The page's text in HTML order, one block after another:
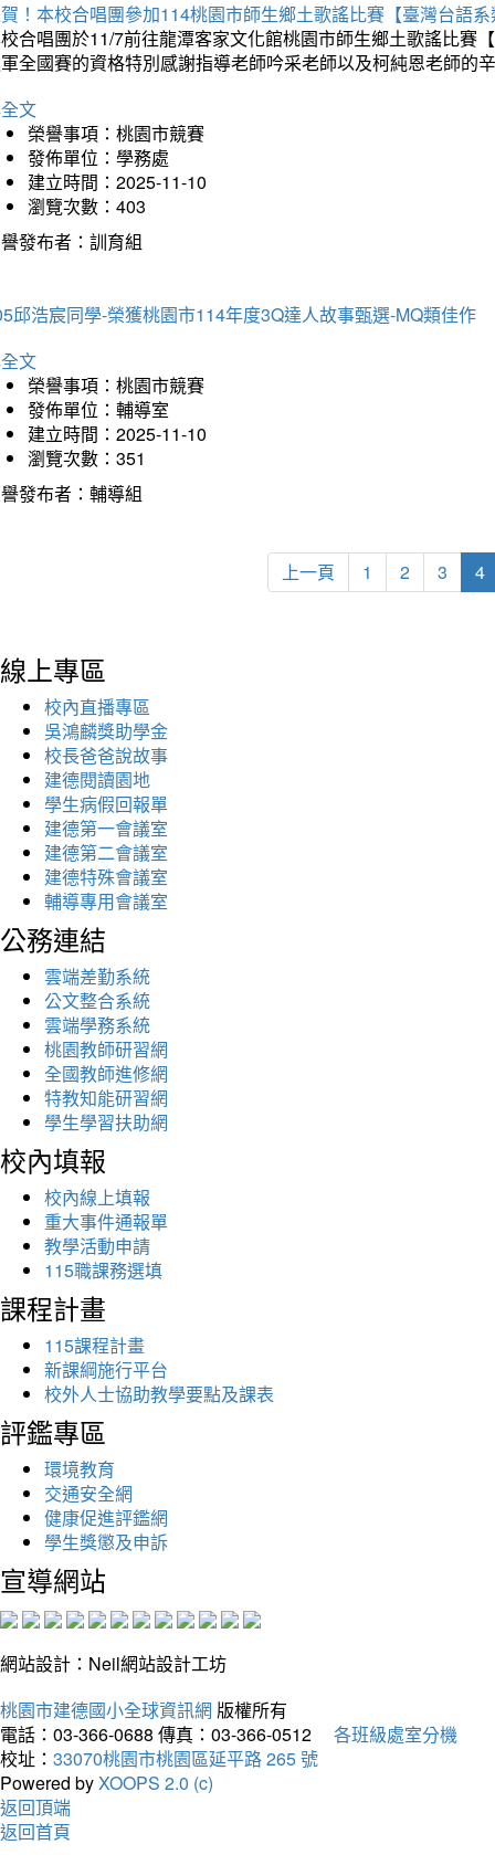
！本校合唱團參加114桃園市師生鄉土歌謠比賽【臺灣台語
合唱團於11/7前往龍潭客家文化館桃園市師生鄉土歌謠比賽
全國賽的資格特別感謝指導老師吟采老師以及柯純恩老師的
文
榮譽事項：桃園市競賽
發佈單位：學務處
建立時間：2025-11-10
瀏覽次數：403
發布者：訓育組
邱浩宸同學-榮獲桃園市114年度3Q達人故事甄選-MQ類佳作
文
榮譽事項：桃園市競賽
發佈單位：輔導室
建立時間：2025-11-10
瀏覽次數：351
發布者：輔導組
上一頁 1 2 3 4
線上專區
校內直播專區
吳鴻麟獎助學金
校長爸爸說故事
建德閱讀園地
學生病假回報單
建德第一會議室
建德第二會議室
建德特殊會議室
輔導專用會議室
公務連結
雲端差勤系統
公文整合系統
雲端學務系統
桃園教師研習網
全國教師進修網
特教知能研習網
學生學習扶助網
校內填報
校內線上填報
重大事件通報單
教學活動申請
115職課務選填
課程計畫
115課程計畫
新課綱施行平台
校外人士協助教學要點及課表
評鑑專區
環境教育
交通安全網
健康促進評鑑網
學生獎懲及申訴
宣導網站
網站設計：Neil網站設計工坊
桃園市建德國小全球資訊網 版權所有
電話：03-366-0688 傳真：03-366-0512
各班級處室分機
校址： 33070桃園市桃園區延平路 265 號
Powered byXOOPS 2.0 (c)
返回頂端
返回首頁